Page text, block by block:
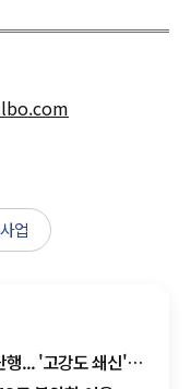
업
행... '고강도 쇄신'